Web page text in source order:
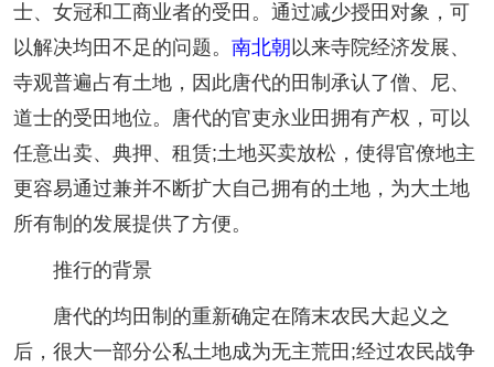
士、女冠和工商业者的受田。通过减少授田对象，可
以解决均田不足的问题。 南北朝 以来寺院经济发展、
寺观普遍占有土地，因此唐代的田制承认了僧、尼、
道士的受田地位。唐代的官吏永业田拥有产权，可以
任意出卖、典押、租赁;土地买卖放松，使得官僚地主
更容易通过兼并不断扩大自己拥有的土地，为大土地
所有制的发展提供了方便。
推行的背景
唐代的均田制的重新确定在隋末农民大起义之
后，很大一部分公私土地成为无主荒田;经过农民战争